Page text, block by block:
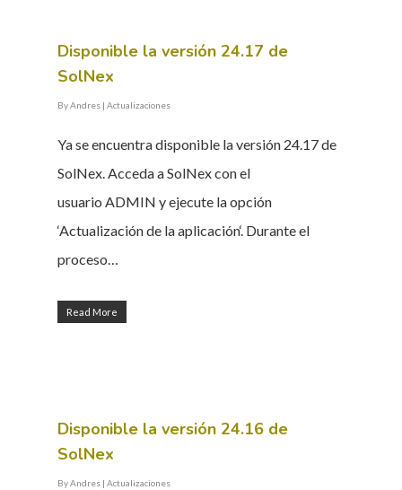
Disponible la versión 24.17 de
SolNex
ByAndres | Actualizaciones
Ya se encuentra disponible la versión 24.17 de
SolNex. Acceda a SolNex con el
usuario ADMIN y ejecute la opción
‘Actualización de la aplicación‘. Durante el
proceso…
Read More
Disponible la versión 24.16 de
SolNex
ByAndres | Actualizaciones